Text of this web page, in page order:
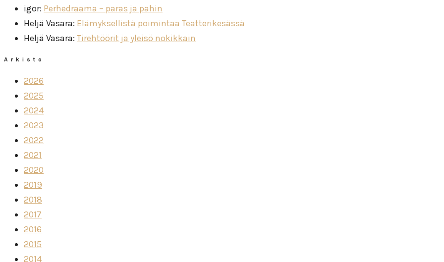
igor: Perhedraama – paras ja pahin
Heljä Vasara: Elämyksellistä poimintaa Teatterikesässä
Heljä Vasara: Tirehtöörit ja yleisö nokikkain
Arkisto
2026
2025
2024
2023
2022
2021
2020
2019
2018
2017
2016
2015
2014